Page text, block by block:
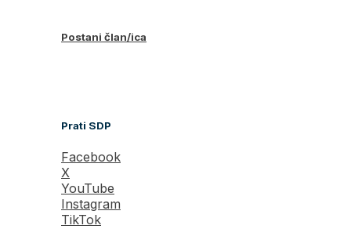
Postani član/ica
Prati SDP
Facebook
X
YouTube
Instagram
TikTok